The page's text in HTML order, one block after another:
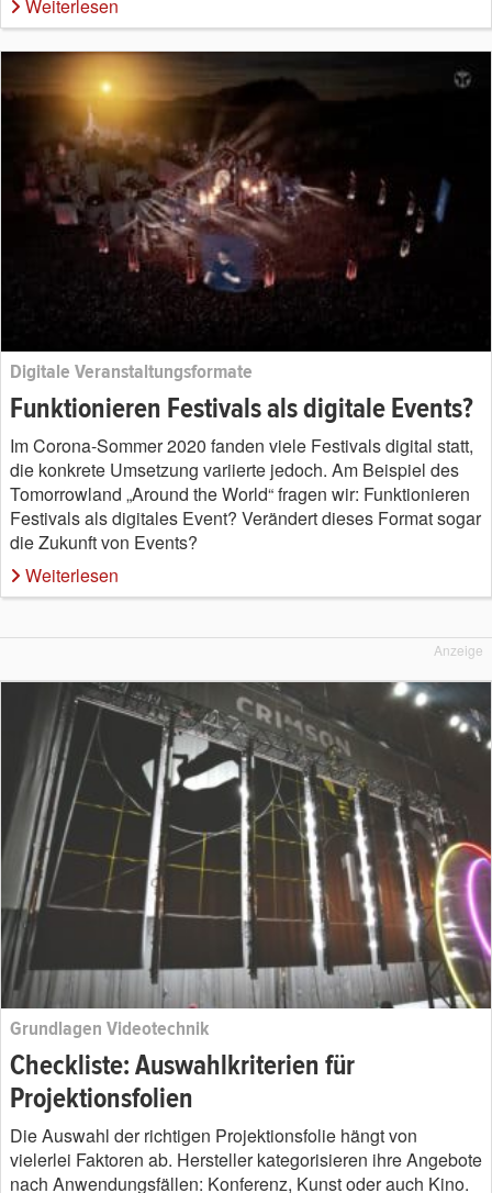
Weiterlesen
Digitale Veranstaltungsformate
Funktionieren Festivals als digitale Events?
Im Corona-Sommer 2020 fanden viele Festivals digital statt,
die konkrete Umsetzung variierte jedoch. Am Beispiel des
Tomorrowland „Around the World“ fragen wir: Funktionieren
Festivals als digitales Event? Verändert dieses Format sogar
die Zukunft von Events?
Weiterlesen
Anzeige
Grundlagen Videotechnik
Checkliste: Auswahlkriterien für
Projektionsfolien
Die Auswahl der richtigen Projektionsfolie hängt von
vielerlei Faktoren ab. Hersteller kategorisieren ihre Angebote
nach Anwendungsfällen: Konferenz, Kunst oder auch Kino.